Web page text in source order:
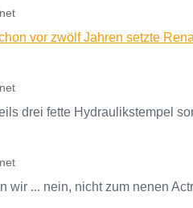
vor zwölf Jahren setzte
drei fette Hydraulikstempel
wir ... nein, nicht zum nenen